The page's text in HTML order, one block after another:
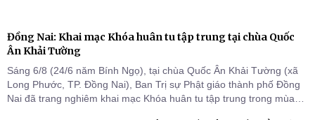
Đồng Nai: Khai mạc Khóa huân tu tập trung tại chùa Quốc
Ân Khải Tường
Sáng 6/8 (24/6 năm Bính Ngọ), tại chùa Quốc Ân Khải Tường (xã
Long Phước, TP. Đồng Nai), Ban Trị sự Phật giáo thành phố Đồng
Nai đã trang nghiêm khai mạc Khóa huân tu tập trung trong mùa